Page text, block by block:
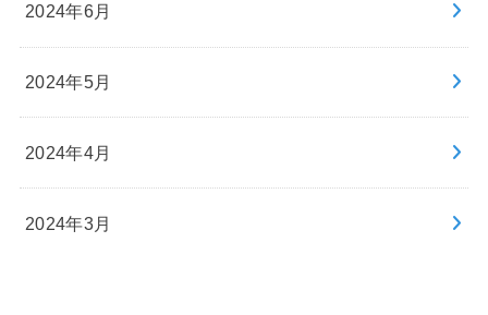
2024年6月
2024年5月
2024年4月
2024年3月